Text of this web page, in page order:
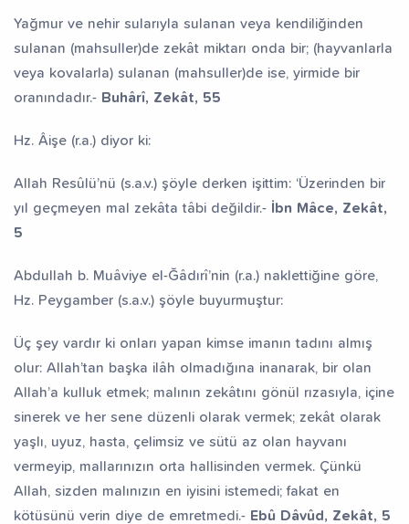
Yağmur ve nehir sularıyla sulanan veya kendiliğinden
sulanan (mahsuller)de zekât miktarı onda bir; (hayvanlarla
veya kovalarla) sulanan (mahsuller)de ise, yirmide bir
oranındadır.- Buhârî, Zekât, 55
Hz. Âişe (r.a.) diyor ki:
Allah Resûlü’nü (s.a.v.) şöyle derken işittim: ‘Üzerinden bir
yıl geçmeyen mal zekâta tâbi değildir.- İbn Mâce, Zekât,
5
Abdullah b. Muâviye el-Ğâdırî’nin (r.a.) naklettiğine göre,
Hz. Peygamber (s.a.v.) şöyle buyurmuştur:
Üç şey vardır ki onları yapan kimse imanın tadını almış
olur: Allah’tan başka ilâh olmadığına inanarak, bir olan
Allah’a kulluk etmek; malının zekâtını gönül rızasıyla, içine
sinerek ve her sene düzenli olarak vermek; zekât olarak
yaşlı, uyuz, hasta, çelimsiz ve sütü az olan hayvanı
vermeyip, mallarınızın orta hallisinden vermek. Çünkü
Allah, sizden malınızın en iyisini istemedi; fakat en
kötüsünü verin diye de emretmedi.- Ebû Dâvûd, Zekât, 5